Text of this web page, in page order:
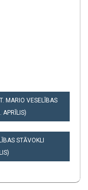
MARIO VESELĪBAS
APRĪLIS)
STĀVOKLI